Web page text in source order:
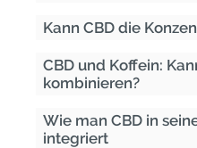
Kann CBD die
CBD und Koffein:
kombinieren?
Wie man CBD in
integriert